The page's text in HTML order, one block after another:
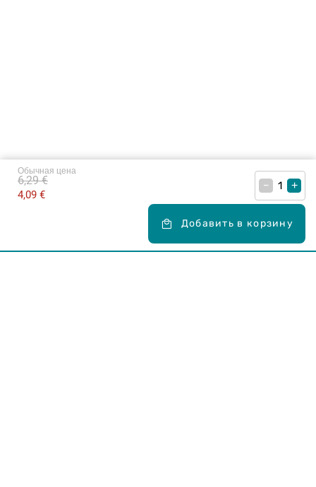
Обычная цена
4,09 €
6,29 € – +
Добавить в корзину